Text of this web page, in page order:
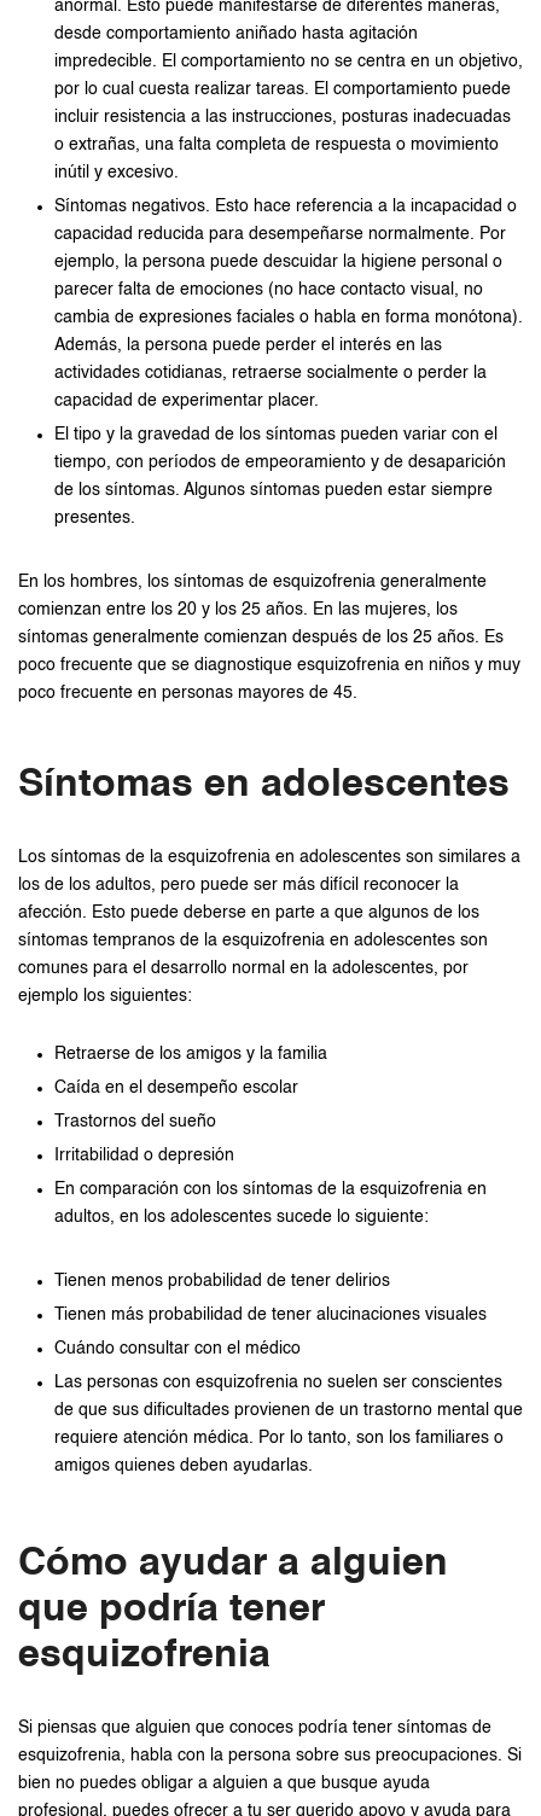
anormal. Esto puede manifestarse de diferentes maneras,
desde comportamiento aniñado hasta agitación
impredecible. El comportamiento no se centra en un objetivo,
por lo cual cuesta realizar tareas. El comportamiento puede
incluir resistencia a las instrucciones, posturas inadecuadas
o extrañas, una falta completa de respuesta o movimiento
inútil y excesivo.
Síntomas negativos. Esto hace referencia a la incapacidad o
capacidad reducida para desempeñarse normalmente. Por
ejemplo, la persona puede descuidar la higiene personal o
parecer falta de emociones (no hace contacto visual, no
cambia de expresiones faciales o habla en forma monótona).
Además, la persona puede perder el interés en las
actividades cotidianas, retraerse socialmente o perder la
capacidad de experimentar placer.
El tipo y la gravedad de los síntomas pueden variar con el
tiempo, con períodos de empeoramiento y de desaparición
de los síntomas. Algunos síntomas pueden estar siempre
presentes.
En los hombres, los síntomas de esquizofrenia generalmente
comienzan entre los 20 y los 25 años. En las mujeres, los
síntomas generalmente comienzan después de los 25 años. Es
poco frecuente que se diagnostique esquizofrenia en niños y muy
poco frecuente en personas mayores de 45.
Síntomas en adolescentes
Los síntomas de la esquizofrenia en adolescentes son similares a
los de los adultos, pero puede ser más difícil reconocer la
afección. Esto puede deberse en parte a que algunos de los
síntomas tempranos de la esquizofrenia en adolescentes son
comunes para el desarrollo normal en la adolescentes, por
ejemplo los siguientes:
Retraerse de los amigos y la familia
Caída en el desempeño escolar
Trastornos del sueño
Irritabilidad o depresión
En comparación con los síntomas de la esquizofrenia en
adultos, en los adolescentes sucede lo siguiente:
Tienen menos probabilidad de tener delirios
Tienen más probabilidad de tener alucinaciones visuales
Cuándo consultar con el médico
Las personas con esquizofrenia no suelen ser conscientes
de que sus dificultades provienen de un trastorno mental que
requiere atención médica. Por lo tanto, son los familiares o
amigos quienes deben ayudarlas.
Cómo ayudar a alguien
que podría tener
esquizofrenia
Si piensas que alguien que conoces podría tener síntomas de
esquizofrenia, habla con la persona sobre sus preocupaciones. Si
bien no puedes obligar a alguien a que busque ayuda
profesional, puedes ofrecer a tu ser querido apoyo y ayuda para